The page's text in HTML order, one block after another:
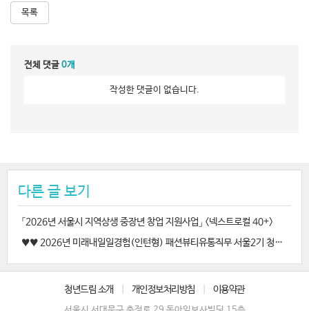
목록
전체 댓글 0개
작성한 댓글이 없습니다.
다른 글 보기
「2026년 서울시 지역상생 중장년 창업 지원사업」 <넥스트로컬 40+>
♥♥ 2026년 미래내일일경험(인턴형) 패션뷰티유통직무 서울2기 청년참여자 모집 ♥♥
청년드림 소개 개인정보처리방침 이용약관